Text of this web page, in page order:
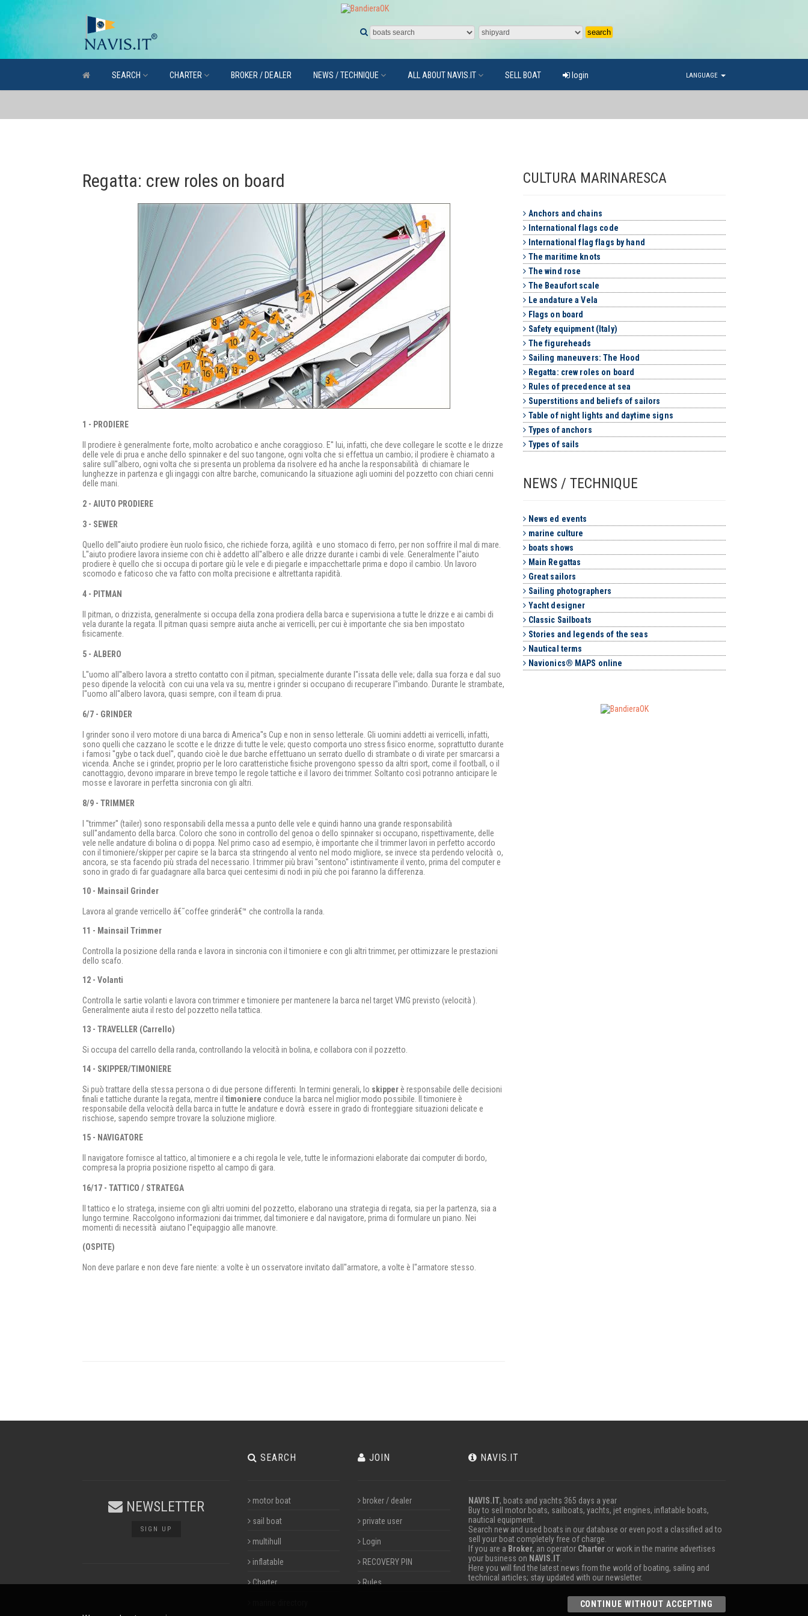
LANGUAGE
SEARCH CHARTER BROKER / DEALER NEWS / TECHNIQUE ALL ABOUT NAVIS.IT SELL BOAT login
Regatta: crew roles on board
1 - PRODIERE
Il prodiere è generalmente forte, molto acrobatico e anche coraggioso. E'' lui, infatti, che deve collegare le scotte e le drizze
delle vele di prua e anche dello spinnaker e del suo tangone, ogni volta che si effettua un cambio; il prodiere è chiamato a
salire sull''albero, ogni volta che si presenta un problema da risolvere ed ha anche la responsabilità di chiamare le
lunghezze in partenza e gli ingaggi con altre barche, comunicando la situazione agli uomini del pozzetto con chiari cenni
delle mani.
2 - AIUTO PRODIERE
3 - SEWER
Quello dell''aiuto prodiere èun ruolo fisico, che richiede forza, agilità e uno stomaco di ferro, per non soffrire il mal di mare.
L''aiuto prodiere lavora insieme con chi è addetto all''albero e alle drizze durante i cambi di vele. Generalmente l''aiuto
prodiere è quello che si occupa di portare giù le vele e di piegarle e impacchettarle prima e dopo il cambio. Un lavoro
scomodo e faticoso che va fatto con molta precisione e altrettanta rapidità.
4 - PITMAN
Il pitman, o drizzista, generalmente si occupa della zona prodiera della barca e supervisiona a tutte le drizze e ai cambi di
vela durante la regata. Il pitman quasi sempre aiuta anche ai verricelli, per cui è importante che sia ben impostato
fisicamente.
5 - ALBERO
L''uomo all''albero lavora a stretto contatto con il pitman, specialmente durante l''issata delle vele; dalla sua forza e dal suo
peso dipende la velocità con cui una vela va su, mentre i grinder si occupano di recuperare l''imbando. Durante le strambate,
l''uomo all''albero lavora, quasi sempre, con il team di prua.
6/7 - GRINDER
I grinder sono il vero motore di una barca di America''s Cup e non in senso letterale. Gli uomini addetti ai verricelli, infatti,
sono quelli che cazzano le scotte e le drizze di tutte le vele; questo comporta uno stress fisico enorme, soprattutto durante
i famosi ''gybe o tack duel'', quando cioè le due barche effettuano un serrato duello di strambate o di virate per smarcarsi a
vicenda. Anche se i grinder, proprio per le loro caratteristiche fisiche provengono spesso da altri sport, come il football, o il
canottaggio, devono imparare in breve tempo le regole tattiche e il lavoro dei trimmer. Soltanto così potranno anticipare le
mosse e lavorare in perfetta sincronia con gli altri.
8/9 - TRIMMER
I ''trimmer'' (tailer) sono responsabili della messa a punto delle vele e quindi hanno una grande responsabilità
sull''andamento della barca. Coloro che sono in controllo del genoa o dello spinnaker si occupano, rispettivamente, delle
vele nelle andature di bolina o di poppa. Nel primo caso ad esempio, è importante che il trimmer lavori in perfetto accordo
con il timoniere/skipper per capire se la barca sta stringendo al vento nel modo migliore, se invece sta perdendo velocità o,
ancora, se sta facendo più strada del necessario. I trimmer più bravi ''sentono'' istintivamente il vento, prima del computer e
sono in grado di far guadagnare alla barca quei centesimi di nodi in più che poi faranno la differenza.
10 - Mainsail Grinder
Lavora al grande verricello â€˜coffee grinderâ€™ che controlla la randa.
11 - Mainsail Trimmer
Controlla la posizione della randa e lavora in sincronia con il timoniere e con gli altri trimmer, per ottimizzare le prestazioni
dello scafo.
12 - Volanti
Controlla le sartie volanti e lavora con trimmer e timoniere per mantenere la barca nel target VMG previsto (velocità ).
Generalmente aiuta il resto del pozzetto nella tattica.
13 - TRAVELLER (Carrello)
Si occupa del carrello della randa, controllando la velocità in bolina, e collabora con il pozzetto.
14 - SKIPPER/TIMONIERE
Si può trattare della stessa persona o di due persone differenti. In termini generali, lo skipperè responsabile delle decisioni
finali e tattiche durante la regata, mentre il timoniere conduce la barca nel miglior modo possibile. Il timoniere è
responsabile della velocità della barca in tutte le andature e dovrà essere in grado di fronteggiare situazioni delicate e
rischiose, sapendo sempre trovare la soluzione migliore.
15 - NAVIGATORE
Il navigatore fornisce al tattico, al timoniere e a chi regola le vele, tutte le informazioni elaborate dai computer di bordo,
compresa la propria posizione rispetto al campo di gara.
16/17 - TATTICO / STRATEGA
Il tattico e lo stratega, insieme con gli altri uomini del pozzetto, elaborano una strategia di regata, sia per la partenza, sia a
lungo termine. Raccolgono informazioni dai trimmer, dal timoniere e dal navigatore, prima di formulare un piano. Nei
momenti di necessità aiutano l''equipaggio alle manovre.
(OSPITE)
Non deve parlare e non deve fare niente: a volte è un osservatore invitato dall''armatore, a volte è l''armatore stesso.
CULTURA MARINARESCA
Anchors and chains
International flags code
International flag flags by hand
The maritime knots
The wind rose
The Beaufort scale
Le andature a Vela
Flags on board
Safety equipment (Italy)
The figureheads
Sailing maneuvers: The Hood
Regatta: crew roles on board
Rules of precedence at sea
Superstitions and beliefs of sailors
Table of night lights and daytime signs
Types of anchors
Types of sails
NEWS / TECHNIQUE
News ed events
marine culture
boats shows
Main Regattas
Great sailors
Sailing photographers
Yacht designer
Classic Sailboats
Stories and legends of the seas
Nautical terms
Navionics® MAPS online
NEWSLETTER
SIGN UP
SEARCH
motor boat
sail boat
multihull
inflatable
Charter
JOIN
broker / dealer
private user
Login
RECOVERY PIN
Rules
NAVIS.IT
NAVIS.IT, boats and yachts 365 days a year
Buy to sell motor boats, sailboats, yachts, jet engines, inflatable boats,
nautical equipment.
Search new and used boats in our database or even post a classified ad to
sell your boat completely free of charge.
If you are a Broker, an operator Charteror work in the marine advertises
your business on NAVIS.IT.
Here you will find the latest news from the world of boating, sailing and
technical articles; stay updated with our newsletter.
CONTINUE WITHOUT ACCEPTING